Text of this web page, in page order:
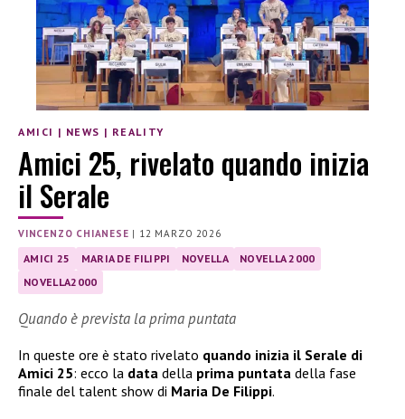
AMICI | NEWS | REALITY
Amici 25, rivelato quando inizia
il Serale
VINCENZO CHIANESE | 12 MARZO 2026
AMICI 25 MARIA DE FILIPPI NOVELLA
NOVELLA 2000
NOVELLA2000
Quando è prevista la prima puntata
In queste ore è stato rivelato quando inizia il Serale di
Amici 25: ecco la data della prima puntata della fase
finale del talent show di Maria De Filippi.